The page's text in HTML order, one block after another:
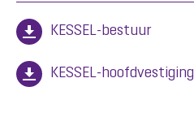
KESSEL-bestuur
KESSEL-hoofdvestiging